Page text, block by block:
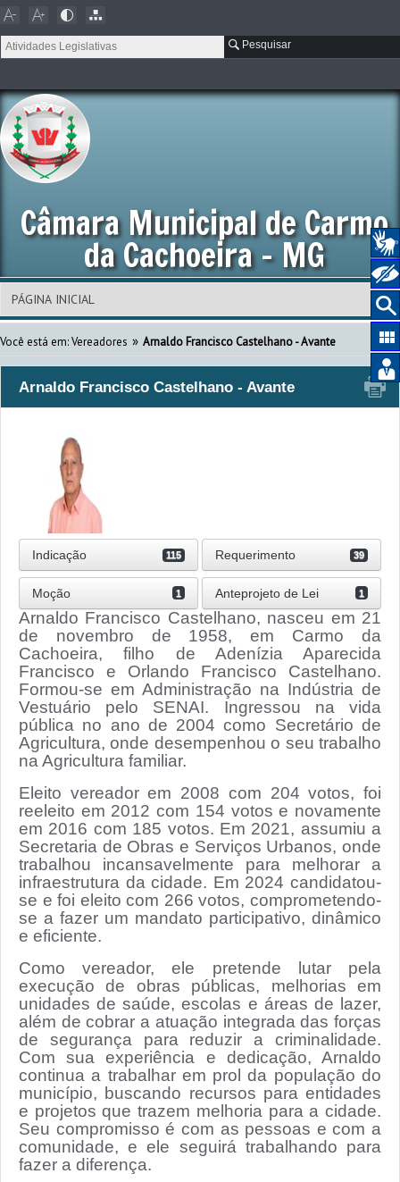
Pesquisar
Câmara Municipal de Carmo
da Cachoeira - MG
Você está em: Vereadores » Arnaldo Francisco Castelhano - Avante
Arnaldo Francisco Castelhano - Avante
Indicação 115 Requerimento 39
Moção 1 Anteprojeto de Lei 1
Arnaldo Francisco Castelhano, nasceu em 21
de novembro de 1958, em Carmo da
Cachoeira, filho de Adenízia Aparecida
Francisco e Orlando Francisco Castelhano.
Formou-se em Administração na Indústria de
Vestuário pelo SENAI. Ingressou na vida
pública no ano de 2004 como Secretário de
Agricultura, onde desempenhou o seu trabalho
na Agricultura familiar.
Eleito vereador em 2008 com 204 votos, foi
reeleito em 2012 com 154 votos e novamente
em 2016 com 185 votos. Em 2021, assumiu a
Secretaria de Obras e Serviços Urbanos, onde
trabalhou incansavelmente para melhorar a
infraestrutura da cidade. Em 2024 candidatou-
se e foi eleito com 266 votos, comprometendo-
se a fazer um mandato participativo, dinâmico
e eficiente.
Como vereador, ele pretende lutar pela
execução de obras públicas, melhorias em
unidades de saúde, escolas e áreas de lazer,
além de cobrar a atuação integrada das forças
de segurança para reduzir a criminalidade.
Com sua experiência e dedicação, Arnaldo
continua a trabalhar em prol da população do
município, buscando recursos para entidades
e projetos que trazem melhoria para a cidade.
Seu compromisso é com as pessoas e com a
comunidade, e ele seguirá trabalhando para
fazer a diferença.